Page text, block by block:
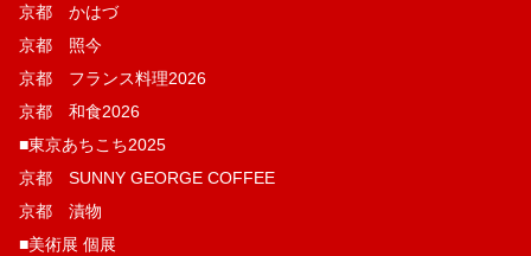
京都 かはづ
京都 照今
京都 フランス料理2026
京都 和食2026
■東京あちこち2025
京都 SUNNY GEORGE COFFEE
京都 漬物
■美術展 個展